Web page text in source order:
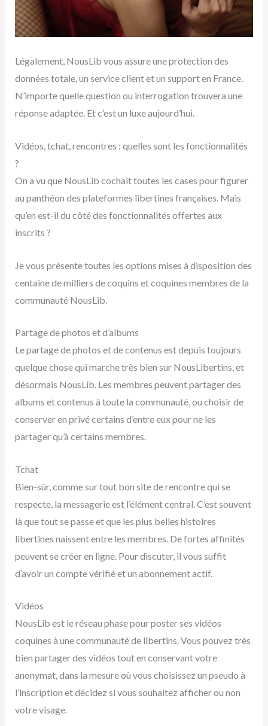
Légalement, NousLib vous assure une protection des
données totale, un service client et un support en France.
N’importe quelle question ou interrogation trouvera une
réponse adaptée. Et c’est un luxe aujourd’hui.
Vidéos, tchat, rencontres : quelles sont les fonctionnalités
?
On a vu que NousLib cochait toutes les cases pour figurer
au panthéon des plateformes libertines françaises. Mais
qu’en est-il du côté des fonctionnalités offertes aux
inscrits ?
Je vous présente toutes les options mises à disposition des
centaine de milliers de coquins et coquines membres de la
communauté NousLib.
Partage de photos et d’albums
Le partage de photos et de contenus est depuis toujours
quelque chose qui marche très bien sur NousLibertins, et
désormais NousLib. Les membres peuvent partager des
albums et contenus à toute la communauté, ou choisir de
conserver en privé certains d’entre eux pour ne les
partager qu’à certains membres.
Tchat
Bien-sûr, comme sur tout bon site de rencontre qui se
respecte, la messagerie est l’élément central. C’est souvent
là que tout se passe et que les plus belles histoires
libertines naissent entre les membres. De fortes affinités
peuvent se créer en ligne. Pour discuter, il vous suffit
d’avoir un compte vérifié et un abonnement actif.
Vidéos
NousLib est le réseau phase pour poster ses vidéos
coquines à une communauté de libertins. Vous pouvez très
bien partager des vidéos tout en conservant votre
anonymat, dans la mesure où vous choisissez un pseudo à
l’inscription et décidez si vous souhaitez afficher ou non
votre visage.